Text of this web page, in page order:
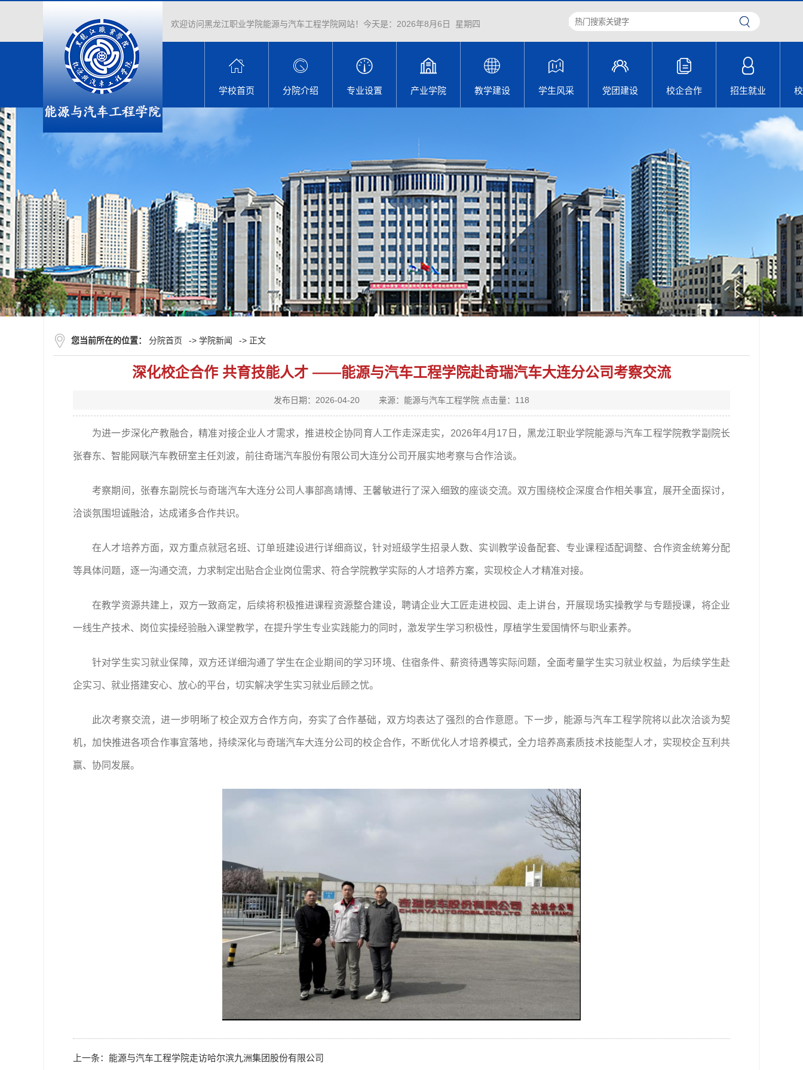
欢迎访问黑龙江职业学院能源与汽车工程学院网站！ 今天是： 2026年8月6日 星期四
学校首页 分院介绍 专业设置 产业学院 教学建设 学生风采 党团建设 校企合作 招生就业
您当前所在的位置： 分院首页 -> 学院新闻 -> 正文
深化校企合作 共育技能人才 ——能源与汽车工程学院赴奇瑞汽车大连分公司考察交流
发布日期：2026-04-20 来源：能源与汽车工程学院 点击量： 118
为进一步深化产教融合，精准对接企业人才需求，推进校企协同育人工作走深走实，2026年4月17日，黑龙江职业学院能源与汽车工程学院教学副院长
张春东、智能网联汽车教研室主任刘波，前往奇瑞汽车股份有限公司大连分公司开展实地考察与合作洽谈。
考察期间，张春东副院长与奇瑞汽车大连分公司人事部高靖博、王馨敏进行了深入细致的座谈交流。双方围绕校企深度合作相关事宜，展开全面探讨，
洽谈氛围坦诚融洽，达成诸多合作共识。
在人才培养方面，双方重点就冠名班、订单班建设进行详细商议，针对班级学生招录人数、实训教学设备配套、专业课程适配调整、合作资金统筹分配
等具体问题，逐一沟通交流，力求制定出贴合企业岗位需求、符合学院教学实际的人才培养方案，实现校企人才精准对接。
在教学资源共建上，双方一致商定，后续将积极推进课程资源整合建设，聘请企业大工匠走进校园、走上讲台，开展现场实操教学与专题授课，将企业
一线生产技术、岗位实操经验融入课堂教学，在提升学生专业实践能力的同时，激发学生学习积极性，厚植学生爱国情怀与职业素养。
针对学生实习就业保障，双方还详细沟通了学生在企业期间的学习环境、住宿条件、薪资待遇等实际问题，全面考量学生实习就业权益，为后续学生赴
企实习、就业搭建安心、放心的平台，切实解决学生实习就业后顾之忧。
此次考察交流，进一步明晰了校企双方合作方向，夯实了合作基础，双方均表达了强烈的合作意愿。下一步，能源与汽车工程学院将以此次洽谈为契
机，加快推进各项合作事宜落地，持续深化与奇瑞汽车大连分公司的校企合作，不断优化人才培养模式，全力培养高素质技术技能型人才，实现校企互利共
赢、协同发展。
上一条： 能源与汽车工程学院走访哈尔滨九洲集团股份有限公司